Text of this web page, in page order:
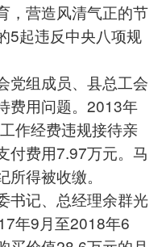
，营造风清气正的节
5起违反中央八项规
党组成员、县总工会
费用问题。2013年
作经费违规接待亲
付费用7.97万元。马
得被收缴。
书记、总经理余群光
年9月至2018年6